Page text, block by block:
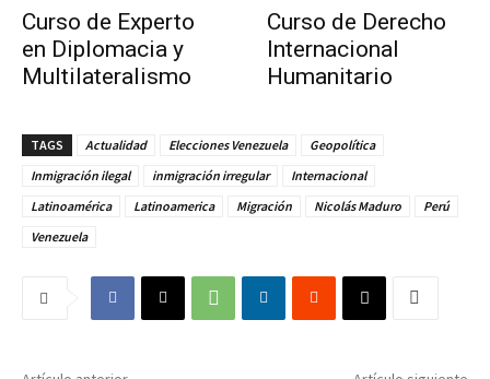
Curso de Experto
en Diplomacia y
Multilateralismo
Curso de Derecho
Internacional
Humanitario
TAGS Actualidad Elecciones Venezuela
Geopolítica
Inmigración ilegal
inmigración irregular
Internacional
Latinoamérica
Latinoamerica Migración Nicolás Maduro
Perú
Venezuela